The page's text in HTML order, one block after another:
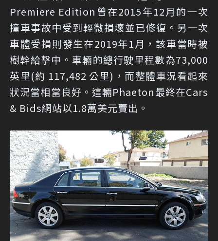
Premiere Edition曾在2015年12月的一次
撞車事故中受到輕微損壞並已修復。另一次
車體受損則發生在2019年1月，該車當時被
樹幹給擊中。車輛的總行駛里程數為73,000
英里(約 117,482 公里)，而整體車況看起來
狀況當相當良好。這輛Phaeton最終在Cars
& Bids網站以1.8萬美元賣出。